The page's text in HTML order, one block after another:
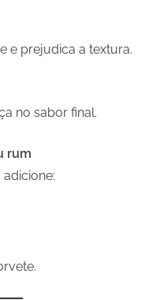
e prejudica a textura.
no sabor final.
rum